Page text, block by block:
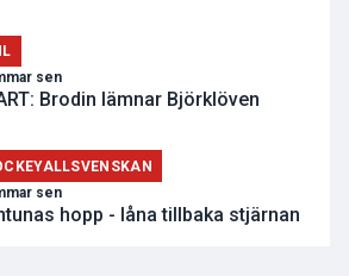
sen
Brodin lämnar Björklöven
sen
hopp - låna tillbaka stjärnan